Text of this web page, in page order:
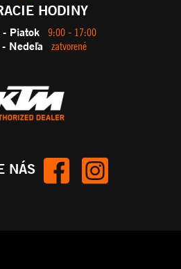
HODINY
- Piatok 9:00 - 17:00
Nedeľa zatvorené
NÁS